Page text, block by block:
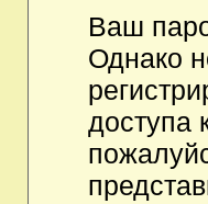
Ваш
Однако
доступа